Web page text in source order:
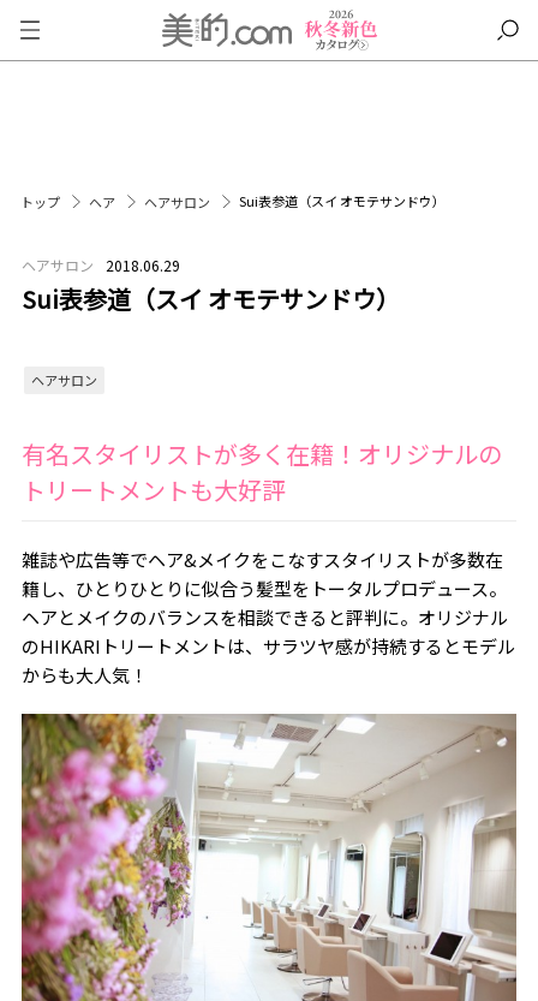
トップ ヘア ヘアサロン Sui表参道（スイ オモテサンドウ）
ヘアサロン 2018.06.29
Sui表参道（スイ オモテサンドウ）
ヘアサロン
有名スタイリストが多く在籍！オリジナルの
トリートメントも大好評
雑誌や広告等でヘア&メイクをこなすスタイリストが多数在
籍し、ひとりひとりに似合う髪型をトータルプロデュース。
ヘアとメイクのバランスを相談できると評判に。オリジナル
のHIKARIトリートメントは、サラツヤ感が持続するとモデル
からも大人気！